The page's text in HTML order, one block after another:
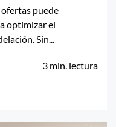
puede
optimizar el
Sin...
3 min. lectura